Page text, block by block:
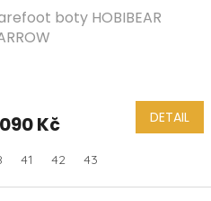
boty HOBIBEAR
Kč DETAIL
41 42 43